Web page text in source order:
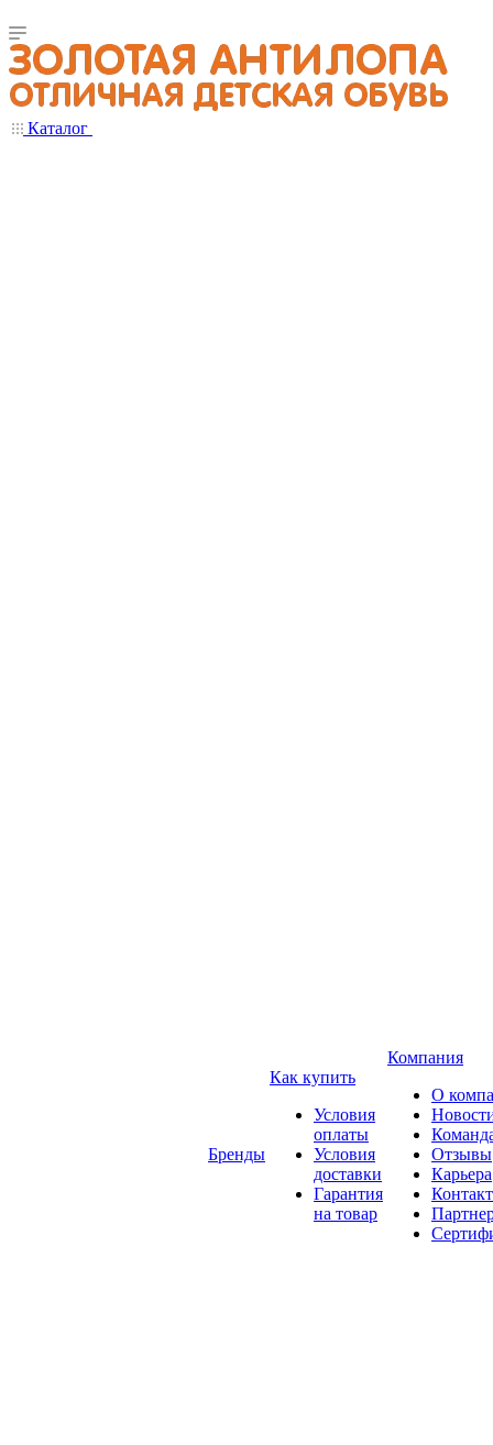
Каталог
Бренды
Как купить
Условия
оплаты
Условия
доставки
Гарантия
на товар
Компания
О
Отзывы
Карьера